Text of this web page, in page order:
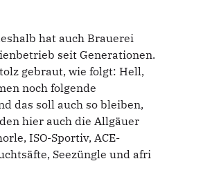
hat auch Brauerei
seit Generationen.
gebraut, wie folgt: Hell,
noch folgende
das soll auch so bleiben,
hier auch die Allgäuer
ISO-Sportiv, ACE-
Seezüngle und afri